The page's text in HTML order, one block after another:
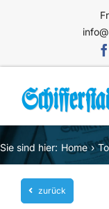
Home
Themen
Blog
Sie sind hier: Home
zurück